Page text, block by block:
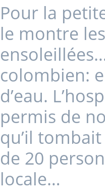
Pour la
le montre
colombien:
d’eau.
permis de
qu’il
de 20
locale…